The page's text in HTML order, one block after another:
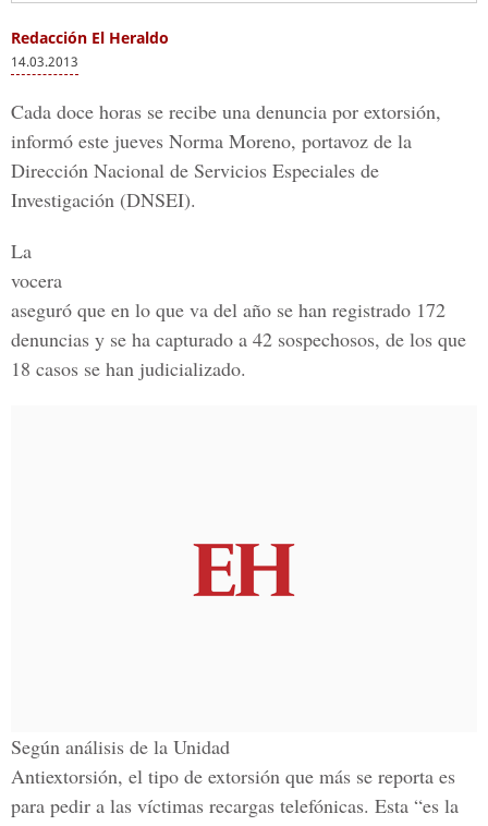
Redacción El Heraldo
14.03.2013
Cada doce horas se recibe una denuncia por extorsión,
informó este jueves Norma Moreno, portavoz de la
Dirección Nacional de Servicios Especiales de
Investigación (DNSEI).
La
vocera
aseguró que en lo que va del año se han registrado 172
denuncias y se ha capturado a 42 sospechosos, de los que
18 casos se han judicializado.
Según análisis de la Unidad
Antiextorsión, el tipo de extorsión que más se reporta es
para pedir a las víctimas recargas telefónicas. Esta “es la